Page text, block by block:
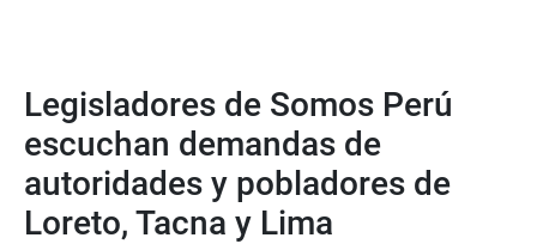
Legisladores de Somos Perú
escuchan demandas de
autoridades y pobladores de
Loreto, Tacna y Lima